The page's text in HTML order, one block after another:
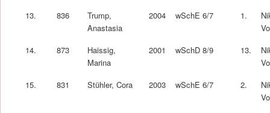
13.
836
Trump,
Anastasia
2004 wSchE 6/7 1.
14.
873
Haissig,
Marina
2001 wSchD 8/9 13.
15.
831 Stühler, Cora 2003 wSchE 6/7 2.